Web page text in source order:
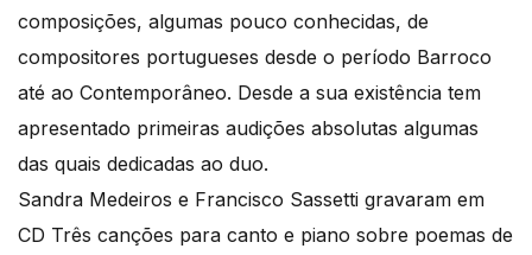
composições, algumas pouco conhecidas, de
compositores portugueses desde o período Barroco
até ao Contemporâneo. Desde a sua existência tem
apresentado primeiras audições absolutas algumas
das quais dedicadas ao duo.
Sandra Medeiros e Francisco Sassetti gravaram em
CD Três canções para canto e piano sobre poemas de